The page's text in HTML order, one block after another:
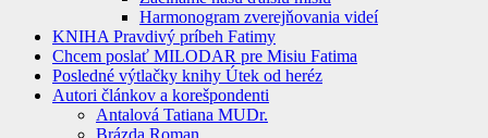
Harmonogram zverejňovania videí
KNIHA Pravdivý príbeh Fatimy
Chcem poslať MILODAR pre Misiu Fatima
Posledné výtlačky knihy Útek od heréz
Autori článkov a korešpondenti
Antalová Tatiana MUDr.
Brázda Roman